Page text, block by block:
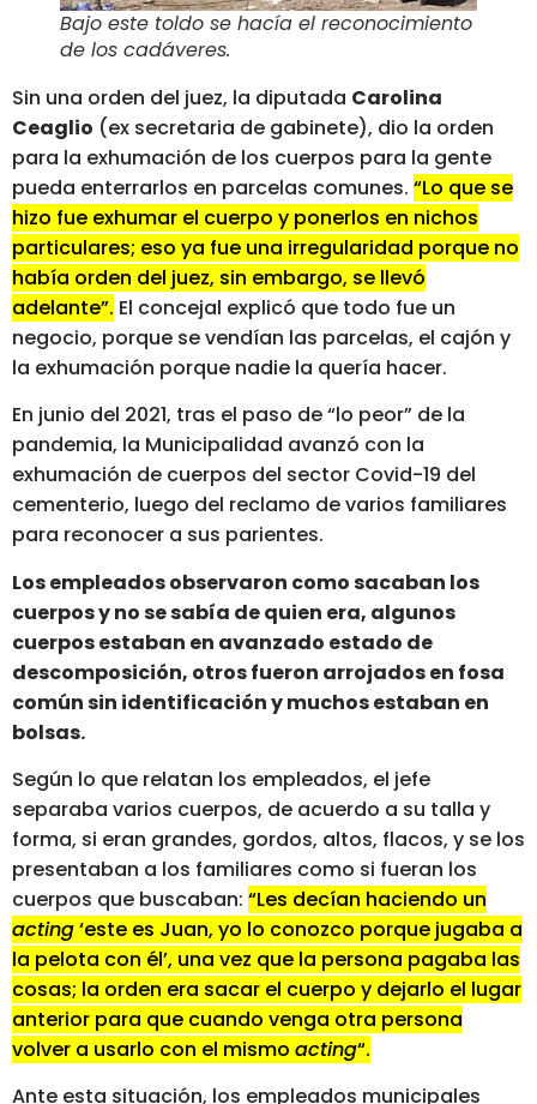
Bajo este toldo se hacía el reconocimiento
de los cadáveres.
Sin una orden del juez, la diputada Carolina
Ceaglio (ex secretaria de gabinete), dio la orden
para la exhumación de los cuerpos para la gente
pueda enterrarlos en parcelas comunes. “Lo que se
hizo fue exhumar el cuerpo y ponerlos en nichos
particulares; eso ya fue una irregularidad porque no
había orden del juez, sin embargo, se llevó
adelante”. El concejal explicó que todo fue un
negocio, porque se vendían las parcelas, el cajón y
la exhumación porque nadie la quería hacer.
En junio del 2021, tras el paso de “lo peor” de la
pandemia, la Municipalidad avanzó con la
exhumación de cuerpos del sector Covid-19 del
cementerio, luego del reclamo de varios familiares
para reconocer a sus parientes.
Los empleados observaron como sacaban los
cuerpos y no se sabía de quien era, algunos
cuerpos estaban en avanzado estado de
descomposición, otros fueron arrojados en fosa
común sin identificación y muchos estaban en
bolsas.
Según lo que relatan los empleados, el jefe
separaba varios cuerpos, de acuerdo a su talla y
forma, si eran grandes, gordos, altos, flacos, y se los
presentaban a los familiares como si fueran los
cuerpos que buscaban: “Les decían haciendo un
acting‘este es Juan, yo lo conozco porque jugaba a
la pelota con él’, una vez que la persona pagaba las
cosas; la orden era sacar el cuerpo y dejarlo el lugar
anterior para que cuando venga otra persona
volver a usarlo con el mismo acting“.
Ante esta situación, los empleados municipales